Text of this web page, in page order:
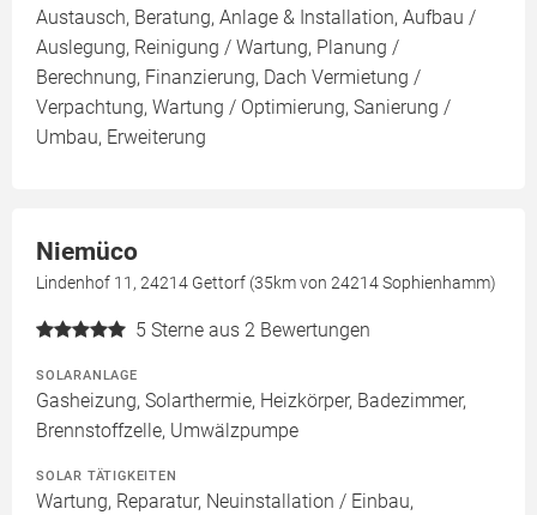
Austausch, Beratung, Anlage & Installation, Aufbau /
Auslegung, Reinigung / Wartung, Planung /
Berechnung, Finanzierung, Dach Vermietung /
Verpachtung, Wartung / Optimierung, Sanierung /
Umbau, Erweiterung
Niemüco
Lindenhof 11, 24214 Gettorf (35km von 24214 Sophienhamm)
5 Sterne aus 2 Bewertungen
SOLARANLAGE
Gasheizung, Solarthermie, Heizkörper, Badezimmer,
Brennstoffzelle, Umwälzpumpe
SOLAR TÄTIGKEITEN
Wartung, Reparatur, Neuinstallation / Einbau,